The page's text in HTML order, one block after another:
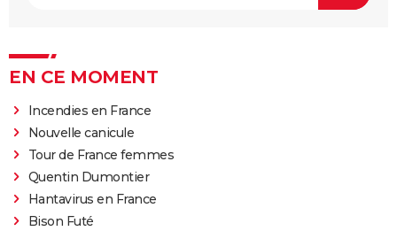
EN CE MOMENT
Incendies en France
Nouvelle canicule
Tour de France femmes
Quentin Dumontier
Hantavirus en France
Bison Futé